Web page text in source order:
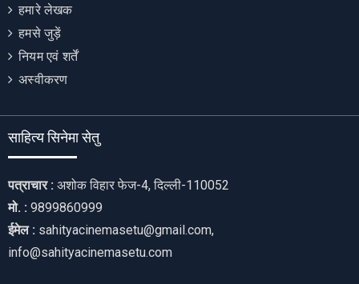
हमारे लेखक
हमसे जुड़ें
नियम एवं शर्तें
अस्वीकरण
साहित्य सिनेमा सेतु
पत्राचार : अशोक विहार फेज-4, दिल्ली-110052
मो. : 9899860999
ईमेल : sahityacinemasetu@gmail.com,
info@sahityacinemasetu.com